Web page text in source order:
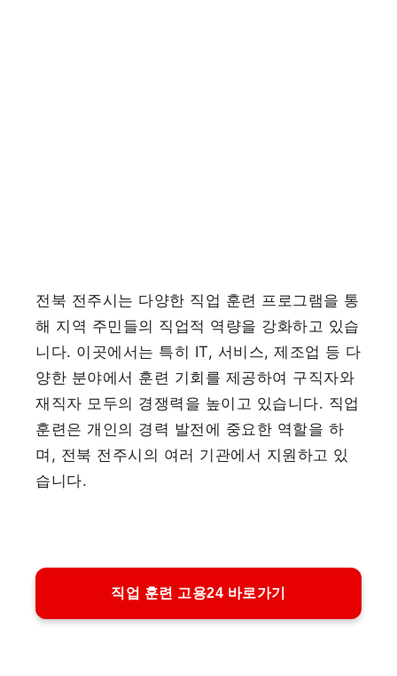
전북 전주시는 다양한 직업 훈련 프로그램을 통
해 지역 주민들의 직업적 역량을 강화하고 있습
니다. 이곳에서는 특히 IT, 서비스, 제조업 등 다
양한 분야에서 훈련 기회를 제공하여 구직자와
재직자 모두의 경쟁력을 높이고 있습니다. 직업
훈련은 개인의 경력 발전에 중요한 역할을 하
며, 전북 전주시의 여러 기관에서 지원하고 있
습니다.
직업 훈련 고용24 바로가기